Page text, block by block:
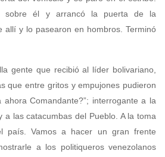
sobre él y arrancó la puerta de la
allí y lo pasearon en hombros. Terminó
gente que recibió al líder bolivariano,
que entre gritos y empujones pudieron
ahora Comandante?”; interrogante a la
a las catacumbas del Pueblo. A la toma
país. Vamos a hacer un gran frente
a los politiqueros venezolanos